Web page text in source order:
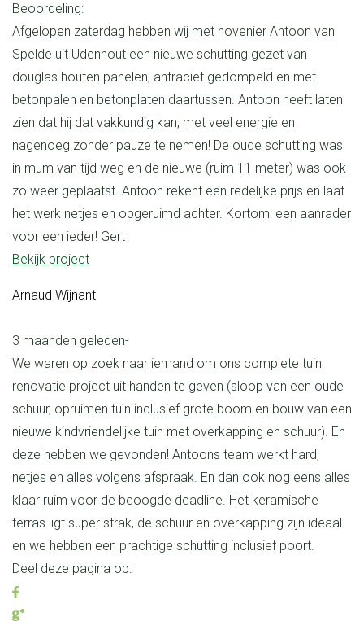
Beoordeling:
Afgelopen zaterdag hebben wij met hovenier Antoon van
Spelde uit Udenhout een nieuwe schutting gezet van
douglas houten panelen, antraciet gedompeld en met
betonpalen en betonplaten daartussen. Antoon heeft laten
zien dat hij dat vakkundig kan, met veel energie en
nagenoeg zonder pauze te nemen! De oude schutting was
in mum van tijd weg en de nieuwe (ruim 11 meter) was ook
zo weer geplaatst. Antoon rekent een redelijke prijs en laat
het werk netjes en opgeruimd achter. Kortom: een aanrader
voor een ieder! Gert
Bekijk project
Arnaud Wijnant
3 maanden geleden-
We waren op zoek naar iemand om ons complete tuin
renovatie project uit handen te geven (sloop van een oude
schuur, opruimen tuin inclusief grote boom en bouw van een
nieuwe kindvriendelijke tuin met overkapping en schuur). En
deze hebben we gevonden! Antoons team werkt hard,
netjes en alles volgens afspraak. En dan ook nog eens alles
klaar ruim voor de beoogde deadline. Het keramische
terras ligt super strak, de schuur en overkapping zijn ideaal
en we hebben een prachtige schutting inclusief poort.
Deel deze pagina op: